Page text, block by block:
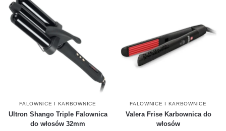
FALOWNICE I KARBOWNICE
Ultron Shango Triple Falownica
do włosów 32mm
FALOWNICE I KARBOWNICE
Valera Frise Karbownica do
włosów